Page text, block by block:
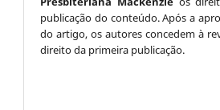
publicação do conteúdo. Após a
do artigo, os autores concedem à
direito da primeira publicação.